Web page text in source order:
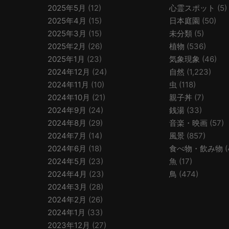
2025年5月 (12)
2025年4月 (15)
2025年3月 (15)
2025年2月 (26)
2025年1月 (23)
2024年12月 (24)
2024年11月 (10)
2024年10月 (21)
2024年9月 (24)
2024年8月 (29)
2024年7月 (14)
2024年6月 (18)
2024年5月 (23)
2024年4月 (23)
2024年3月 (28)
2024年2月 (26)
2024年1月 (33)
2023年12月 (27)
心霊スポット (5)
日本庭園 (50)
未分類 (5)
植物 (536)
気象現象 (46)
自然 (1,223)
虫 (118)
親子丼 (7)
銭湯 (33)
音楽・映画 (57)
風景 (857)
食べ物・飲み物
魚 (17)
鳥 (474)